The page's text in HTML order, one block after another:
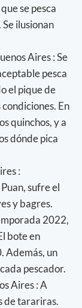
se pesca
ilusionan
Aires : Se
pesca
el pique de
En
quinchos, y a
dónde pica
:
sufre el
y bagres.
2022,
bote en
Además, un
pescador.
Aires : A
de tarariras.